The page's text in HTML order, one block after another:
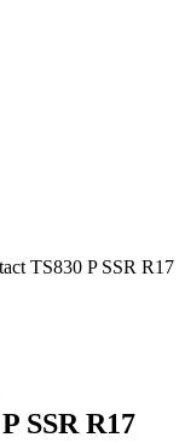
TS830 P SSR R17
SSR R17